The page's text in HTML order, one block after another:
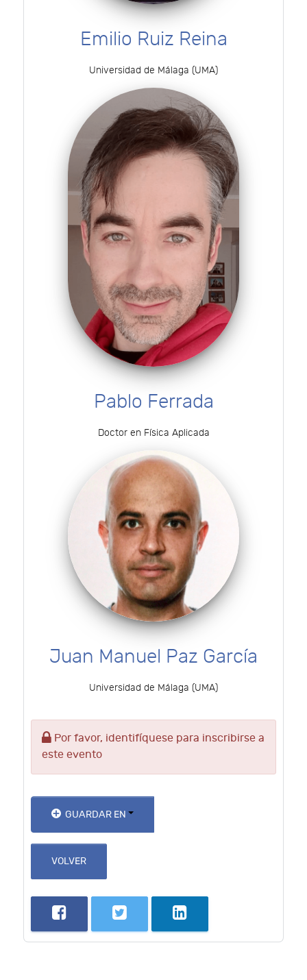
Emilio Ruiz Reina
Universidad de Málaga (UMA)
Pablo Ferrada
Doctor en Física Aplicada
Juan Manuel Paz García
Universidad de Málaga (UMA)
Por favor, identifíquese para inscribirse a
este evento
GUARDAR EN
VOLVER